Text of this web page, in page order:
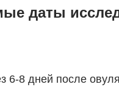
даты
6-8 дней после